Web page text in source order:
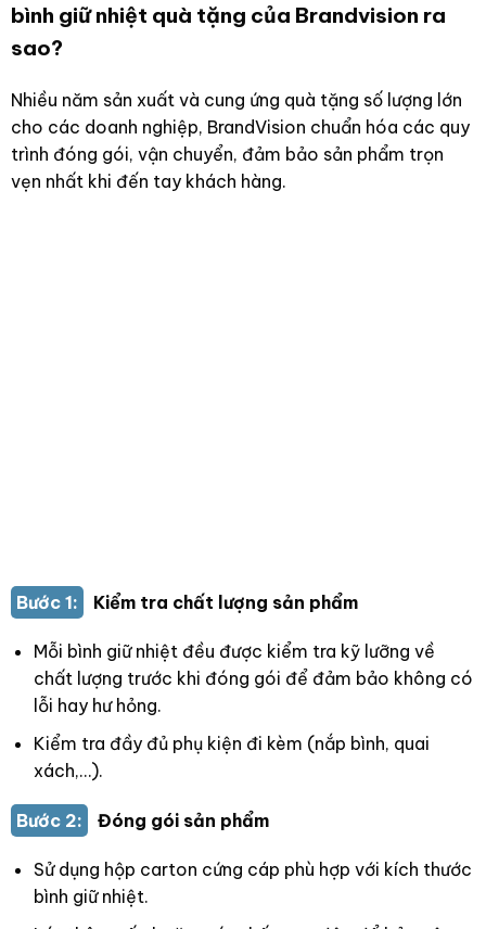
bình giữ nhiệt quà tặng của Brandvision ra
sao?
Nhiều năm sản xuất và cung ứng quà tặng số lượng lớn
cho các doanh nghiệp, BrandVision chuẩn hóa các quy
trình đóng gói, vận chuyển, đảm bảo sản phẩm trọn
vẹn nhất khi đến tay khách hàng.
Bước 1: Kiểm tra chất lượng sản phẩm
Mỗi bình giữ nhiệt đều được kiểm tra kỹ lưỡng về
chất lượng trước khi đóng gói để đảm bảo không có
lỗi hay hư hỏng.
Kiểm tra đầy đủ phụ kiện đi kèm (nắp bình, quai
xách,…).
Bước 2: Đóng gói sản phẩm
Sử dụng hộp carton cứng cáp phù hợp với kích thước
bình giữ nhiệt.